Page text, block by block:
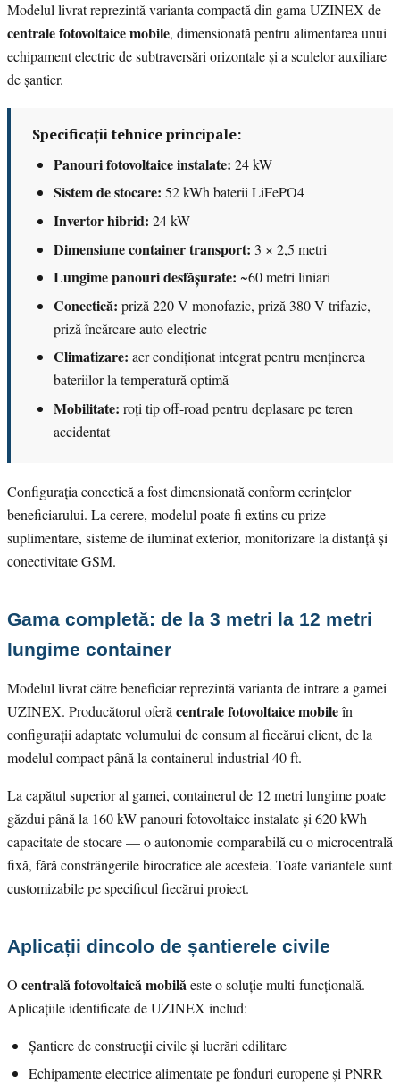
Modelul livrat reprezintă varianta compactă din gama UZINEX de
centrale fotovoltaice mobile, dimensionată pentru alimentarea unui
echipament electric de subtraversări orizontale și a sculelor auxiliare
de șantier.
Specificații tehnice principale:
Panouri fotovoltaice instalate: 24 kW
Sistem de stocare: 52 kWh baterii LiFePO4
Invertor hibrid: 24 kW
Dimensiune container transport: 3 × 2,5 metri
Lungime panouri desfășurate: ~60 metri liniari
Conectică: priză 220 V monofazic, priză 380 V trifazic,
priză încărcare auto electric
Climatizare: aer condiționat integrat pentru menținerea
bateriilor la temperatură optimă
Mobilitate: roți tip off-road pentru deplasare pe teren
accidentat
Configurația conectică a fost dimensionată conform cerințelor
beneficiarului. La cerere, modelul poate fi extins cu prize
suplimentare, sisteme de iluminat exterior, monitorizare la distanță și
conectivitate GSM.
Gama completă: de la 3 metri la 12 metri
lungime container
Modelul livrat către beneficiar reprezintă varianta de intrare a gamei
UZINEX. Producătorul oferă centrale fotovoltaice mobileîn
configurații adaptate volumului de consum al fiecărui client, de la
modelul compact până la containerul industrial 40 ft.
La capătul superior al gamei, containerul de 12 metri lungime poate
găzdui până la 160 kW panouri fotovoltaice instalate și 620 kWh
capacitate de stocare — o autonomie comparabilă cu o microcentrală
fixă, fără constrângerile birocratice ale acesteia. Toate variantele sunt
customizabile pe specificul fiecărui proiect.
Aplicații dincolo de șantierele civile
O centrală fotovoltaică mobilăeste o soluție multi-funcțională.
Aplicațiile identificate de UZINEX includ:
Șantiere de construcții civile și lucrări edilitare
Echipamente electrice alimentate pe fonduri europene și PNRR